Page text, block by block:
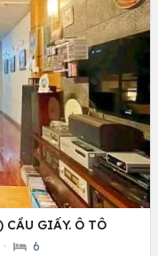
GIẤY. Ô TÔ
· 6